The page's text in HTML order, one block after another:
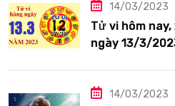
14/03/2023
Tử vi hôm
ngày 13/3/
14/03/2023